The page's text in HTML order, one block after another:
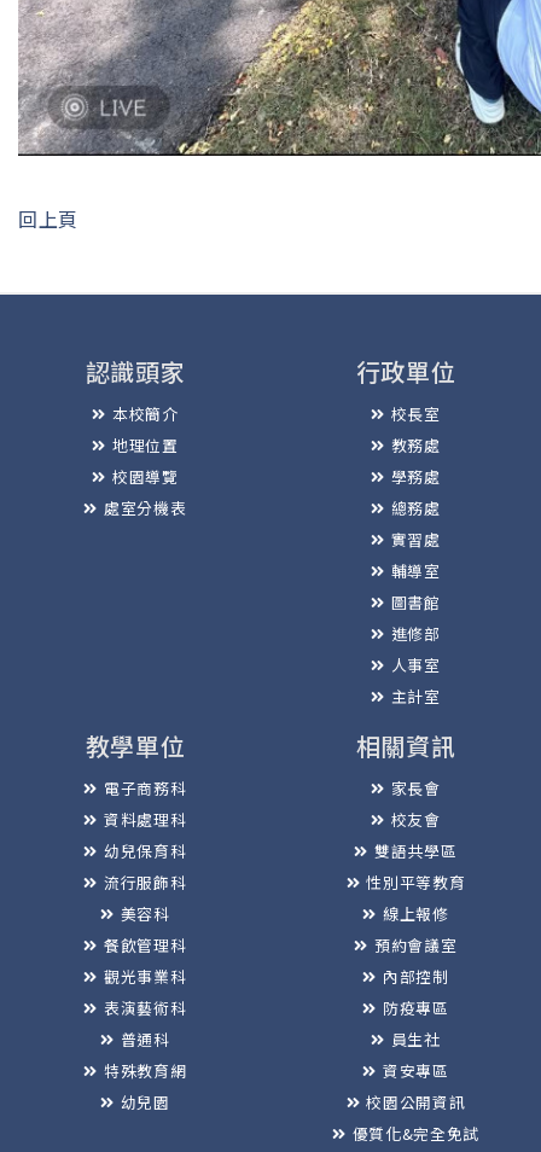
回上頁
認識頭家
本校簡介
地理位置
校園導覽
處室分機表
行政單位
校長室
教務處
學務處
總務處
實習處
輔導室
圖書館
進修部
人事室
主計室
教學單位
電子商務科
資料處理科
幼兒保育科
流行服飾科
美容科
餐飲管理科
觀光事業科
表演藝術科
普通科
特殊教育網
幼兒園
相關資訊
家長會
校友會
雙語共學區
性別平等教育
線上報修
預約會議室
內部控制
防疫專區
員生社
資安專區
校園公開資訊
優質化&完全免試